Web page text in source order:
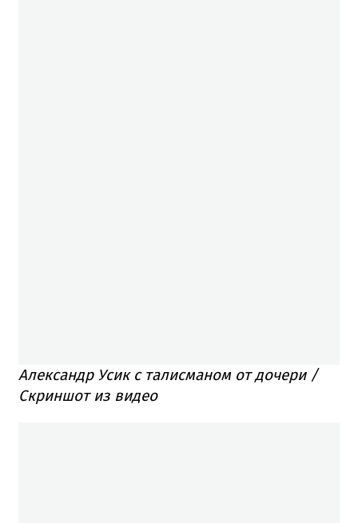
Александр Усик с талисманом от дочери /
Скриншот из видео